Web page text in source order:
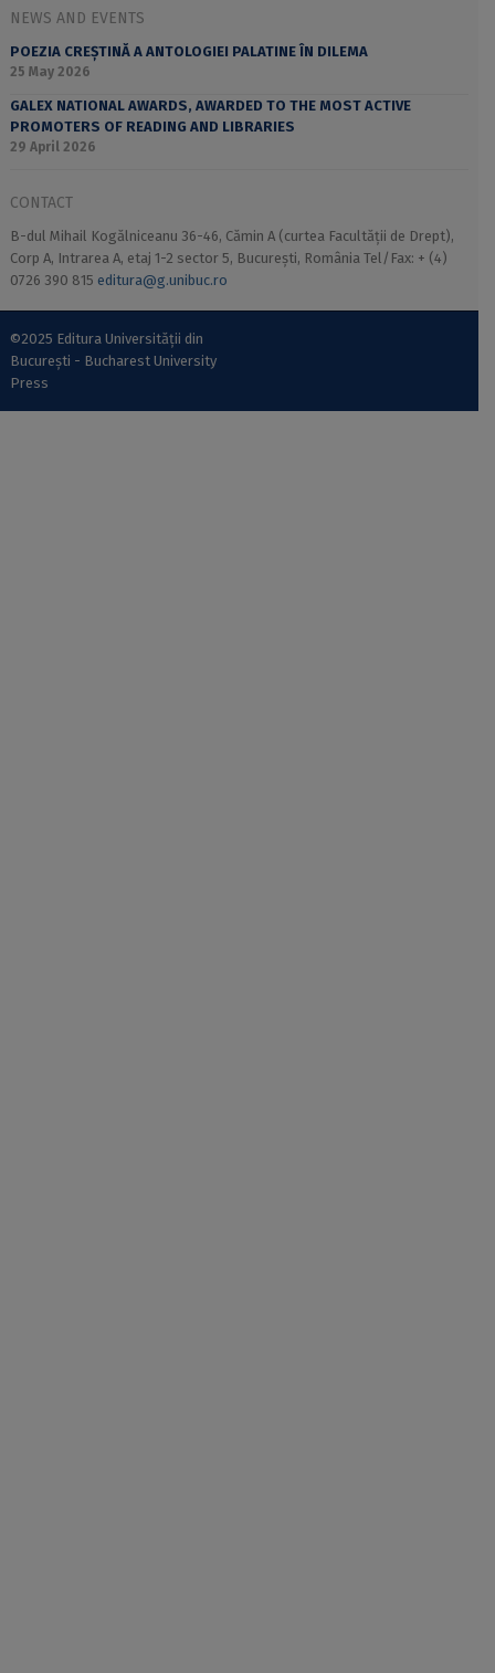
NEWS AND EVENTS
POEZIA CREȘTINĂ A ANTOLOGIEI PALATINE ÎN DILEMA
25 May 2026
GALEX NATIONAL AWARDS, AWARDED TO THE MOST ACTIVE
PROMOTERS OF READING AND LIBRARIES
29 April 2026
CONTACT
B-dul Mihail Kogălniceanu 36-46, Cămin A (curtea Facultății de Drept),
Corp A, Intrarea A, etaj 1-2 sector 5, București, România Tel/Fax: + (4)
0726 390 815 editura@g.unibuc.ro
©2025 Editura Universității din
București - Bucharest University
Press